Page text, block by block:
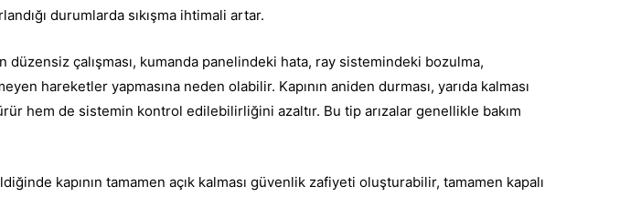
durumlarda sıkışma ihtimali artar.
çalışması, kumanda panelindeki hata, ray sistemindeki bozulma,
hareketler yapmasına neden olabilir. Kapının aniden durması, yarıda kalması
hem de sistemin kontrol edilebilirliğini azaltır. Bu tip arızalar genellikle bakım
kapının tamamen açık kalması güvenlik zafiyeti oluşturabilir, tamamen kapalı